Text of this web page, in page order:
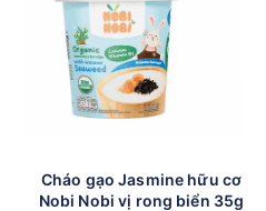
Cháo gạo Jasmine hữu cơ
Nobi Nobi vị rong biển 35g